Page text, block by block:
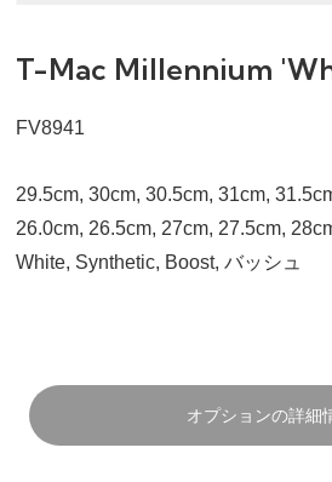
T-Mac Millennium
FV8941
29.5cm, 30cm, 30.5cm, 31cm,
26.0cm, 26.5cm, 27cm, 27.5cm,
White, Synthetic, Boost, バッシュ
オプションの詳細